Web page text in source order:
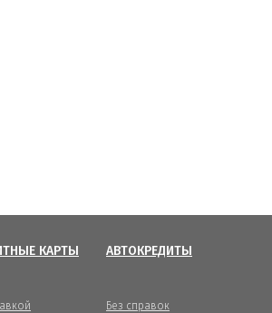
КАРТЫ АВТОКРЕДИТЫ
Без справок